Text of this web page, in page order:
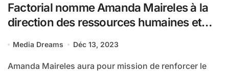
Factorial nomme Amanda Maireles à la
direction des ressources humaines et
développement professionnel pour 2024
Media Dreams Déc 13, 2023
Amanda Maireles aura pour mission de renforcer le